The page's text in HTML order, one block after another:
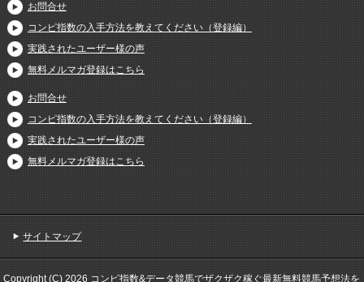
お問合せ
コンピ指数の入手方法を教えてください（登録編）
実践されたユーザー様の声
無料メルマガ登録はこちら
お問合せ
コンピ指数の入手方法を教えてください（登録編）
実践されたユーザー様の声
無料メルマガ登録はこちら
サイトマップ
Copyright (C) 2026 コンピ指数&データ競馬でザクザク稼ぐ最新無料競馬予想法を